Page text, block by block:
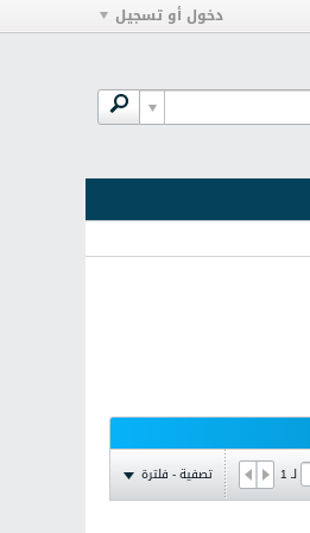
دخول أو تسجيل
لـ1 تصفية - فلترة